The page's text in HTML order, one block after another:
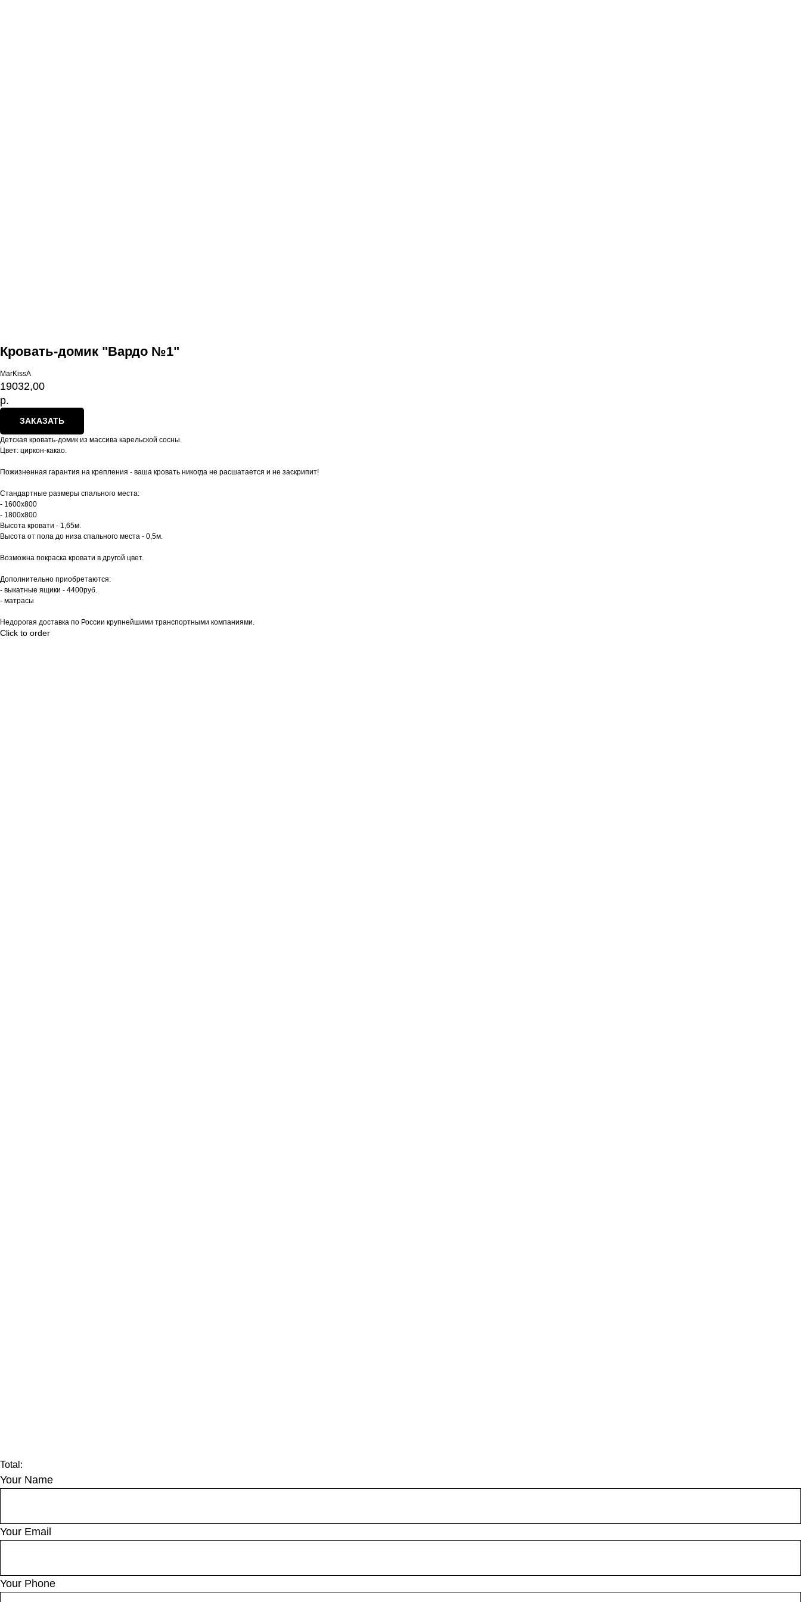
Кровать-домик "Вардо №1"
MarKissA
19032,00
р.
ЗАКАЗАТЬ
Детская кровать-домик из массива карельской сосны.
Цвет: циркон-какао.
Пожизненная гарантия на крепления - ваша кровать никогда не расшатается и не заскрипит!
Стандартные размеры спального места:
- 1600х800
- 1800х800
Высота кровати - 1,65м.
Высота от пола до низа спального места - 0,5м.
Возможна покраска кровати в другой цвет.
Дополнительно приобретаются:
- выкатные ящики - 4400руб.
- матрасы
Недорогая доставка по России крупнейшими транспортными компаниями.
Click to order
Total:
Your Name
Your Email
Your Phone